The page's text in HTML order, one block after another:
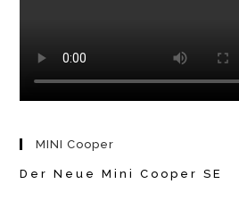
MINI Cooper
Der Neue Mini Cooper SE